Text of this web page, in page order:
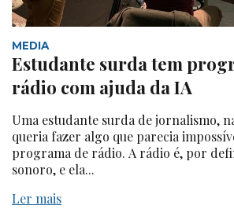
MEDIA
Estudante surda tem
rádio com ajuda da IA
Uma estudante surda de jornalismo,
queria fazer algo que parecia
programa de rádio. A rádio é, por
sonoro, e ela...
Ler mais